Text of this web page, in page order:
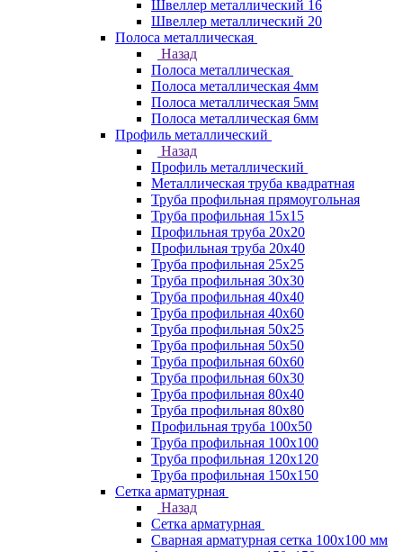
Швеллер металлический 16
Швеллер металлический 20
Полоса металлическая
Назад
Полоса металлическая
Полоса металлическая 4мм
Полоса металлическая 5мм
Полоса металлическая 6мм
Профиль металлический
Назад
Профиль металлический
Металлическая труба квадратная
Труба профильная прямоугольная
Труба профильная 15х15
Профильная труба 20х20
Профильная труба 20х40
Труба профильная 25х25
Труба профильная 30x30
Труба профильная 40х40
Труба профильная 40х60
Труба профильная 50х25
Труба профильная 50х50
Труба профильная 60x60
Труба профильная 60х30
Труба профильная 80х40
Труба профильная 80х80
Профильная труба 100х50
Труба профильная 100х100
Труба профильная 120х120
Труба профильная 150х150
Сетка арматурная
Назад
Сетка арматурная
Сварная арматурная сетка 100х100 мм